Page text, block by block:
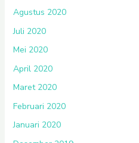
Agustus 2020
Juli 2020
Mei 2020
April 2020
Maret 2020
Februari 2020
Januari 2020